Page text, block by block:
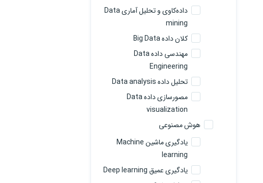
داده‌کاوی و تحلیل آماری Data
mining
کلان داده Big Data
مهندسی داده Data
Engineering
تحلیل داده Data analysis
مصورسازی داده Data
visualization
هوش مصنوعی
یادگیری ماشین Machine
learning
یادگیری عمیق Deep learning